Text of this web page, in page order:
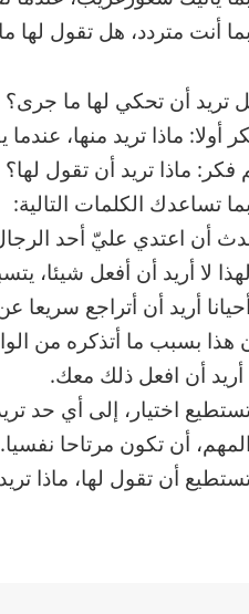
أنت متردد، هل تقول لها
تريد أن تحكي لها ما جرى؟
أولا: ماذا تريد منها،
فكر: ماذا تريد أن تقول لها؟
تساعدك الكلمات التالية:
أن اعتدي عليّ أحد
لا أريد أن أفعل شيئا،
أريد أن أتراجع سريعا
هذا بسبب ما أتذكره من
أريد أن افعل ذلك معك.
اختيار، إلى أي حد
أن تكون مرتاحا نفسيا.
أن تقول لها، ماذا